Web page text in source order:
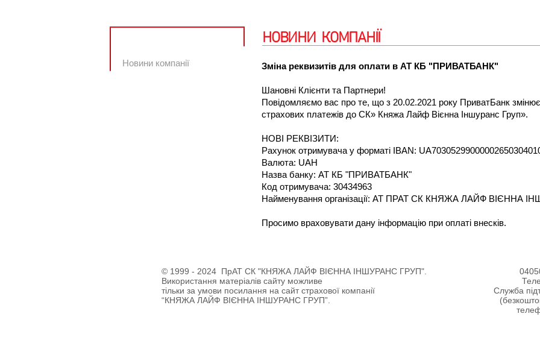
Зміна реквизитів для оплати в АТ КБ "ПРИВАТБАНК"
Шановні Клієнти та Партнери!
Повідомляємо вас про те, що з 20.02.2021 року ПриватБанк
страхових платежів до СК» Княжа Лайф Вієнна Іншуранс Груп».
НОВІ РЕКВІЗИТИ:
Рахунок отримувача у форматі IBAN:
Валюта: UAH
Назва банку: АТ КБ "ПРИВАТБАНК"
Код отримувача: 30434963
Найменування організації: АТ ПРАТ СК КНЯЖА ЛАЙФ ВІЄННА
Просимо враховувати дану інформацію при оплаті внесків.
НОВИНИ КОМПАНІЇ
Новини компанії
© 1999 - 2024 ПрАТ СК "КНЯЖА ЛАЙФ ВІЄННА ІНШУРАНС ГРУП".
Використання матеріалів сайту можливе
тільки за умови посилання на сайт страхової компанії
“КНЯЖА ЛАЙФ ВІЄННА ІНШУРАНС ГРУП”.
Служба